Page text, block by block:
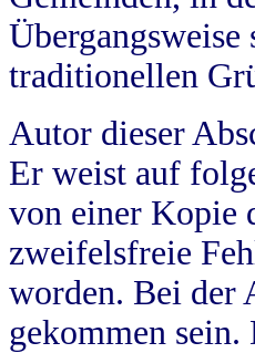
traditionellen
Autor dieser
Er weist auf
von einer Kopie
zweifelsfreie
worden. Bei der
gekommen